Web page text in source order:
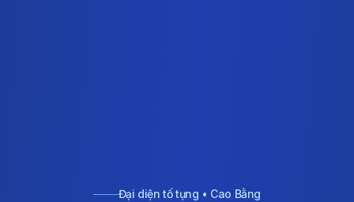
Đại diện tố tụng • Cao Bằng